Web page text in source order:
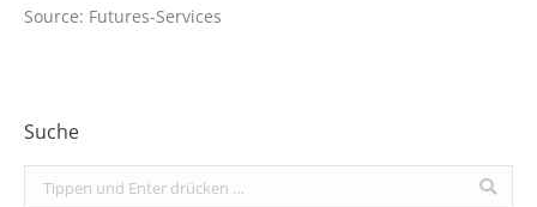
Source: Futures-Services
Suche
Search: